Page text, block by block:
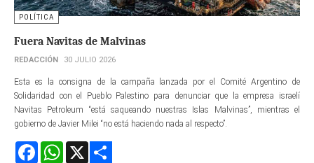
POLÍTICA
Fuera Navitas de Malvinas
REDACCIÓN 30 JULIO 2026
Esta es la consigna de la campaña lanzada por el Comité Argentino de
Solidaridad con el Pueblo Palestino para denunciar que la empresa israelí
Navitas Petroleum “está saqueando nuestras Islas Malvinas”, mientras el
gobierno de Javier Milei “no está haciendo nada al respecto”.
FacebookWhatsApp